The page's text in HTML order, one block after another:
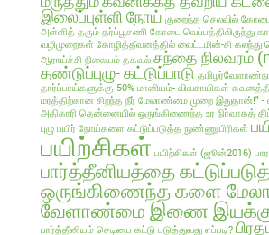
இலைப்புள்ளி நோய் குறைந்த செலவில்
அள்ளித் தரும் தர்ப்பூசணி கோடை வெப்பத்திலிருந்து
வழிமுறைகள் கோழித்தீவனத்தில் வைட்டமின்-சி
ஆராய்ச்சி நிலையம் தகவல் சந்தை நிலவரம்
தண்டுப்புழு- கட்டுப்பாடு
தார்ப்பாய்களுக்கு 50% மானியம்- விவசாயிகள்
மரத்திற்கான சிறந்த நீர் மேலாண்மை முறை இதுதான்!"
அதிகாரி தென்னையில் ஒருங்கிணைந்த உர நிர்வாகத்
புழு பயிர் நோய்களை கட்டுப்படுத்த நுண்ணுயிரிகள்
பயிற்சிகள் பயிற்சிகள் (ஜூன்2016)
பார்த்தீனியத்தை
ஒருங்கிணைந்த களை
வேளாண்மை இணை
பார்த்தீனியம் செடியை கட்டு படுத்துவது எப்படி?